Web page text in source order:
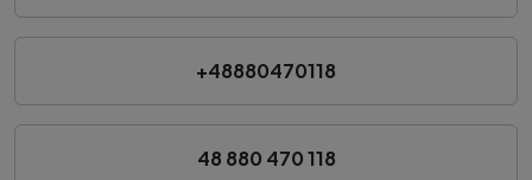
+48880470118
48 880 470 118